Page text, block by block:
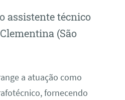
assistente técnico
(São
a atuação como
fornecendo